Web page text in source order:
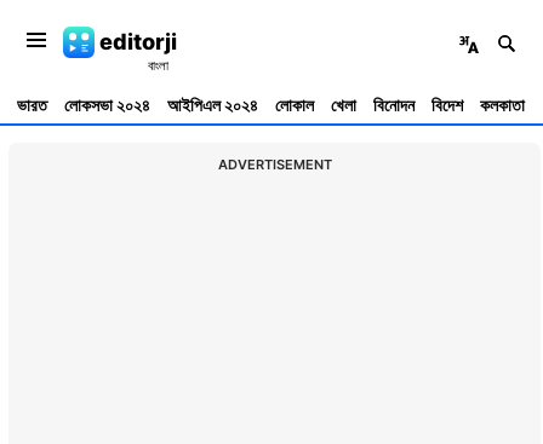
editorji
ভারত লোকসভা ২০২৪ আইপিএল ২০২৪ লোকাল খেলা বিনোদন বিদেশ কলকাতা
ADVERTISEMENT